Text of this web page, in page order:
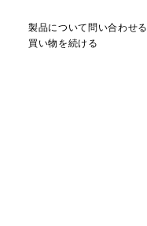
製品について問い合わせる
買い物を続ける